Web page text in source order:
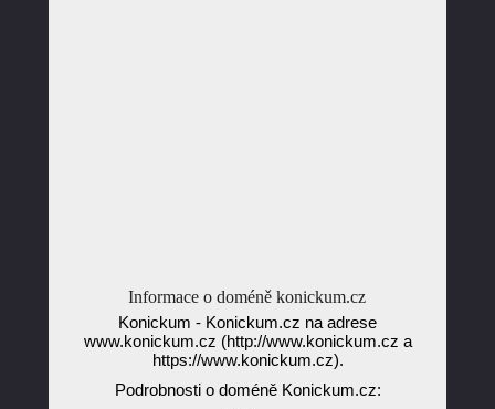
Informace o doméně konickum.cz
Konickum - Konickum.cz na adrese
www.konickum.cz (http://www.konickum.cz a
https://www.konickum.cz).
Podrobnosti o doméně Konickum.cz: